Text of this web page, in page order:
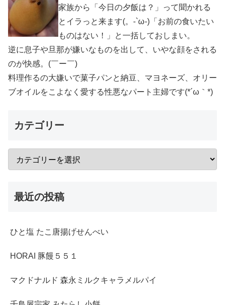
家族から「今日の夕飯は？」って聞かれる
とイラっと来ます(。-`ω-)「お前の食いたい
ものはない！」と一括しておしまい。
逆に息子や旦那が嫌いなものを出して、いやな顔をされる
のが快感。(￣ー￣)
料理作るの大嫌いで菓子パンと納豆、マヨネーズ、オリー
ブオイルをこよなく愛する性悪なパート主婦です(*´ω｀*)
カテゴリー
最近の投稿
ひと塩 たこ唐揚げせんべい
HORAI 豚饅５５１
マクドナルド 森永ミルクキャラメルパイ